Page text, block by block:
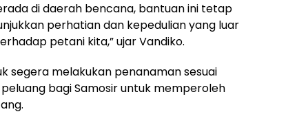
di daerah bencana, bantuan ini tetap
perhatian dan kepedulian yang luar
petani kita,” ujar Vandiko.
segera melakukan penanaman sesuai
bagi Samosir untuk memperoleh